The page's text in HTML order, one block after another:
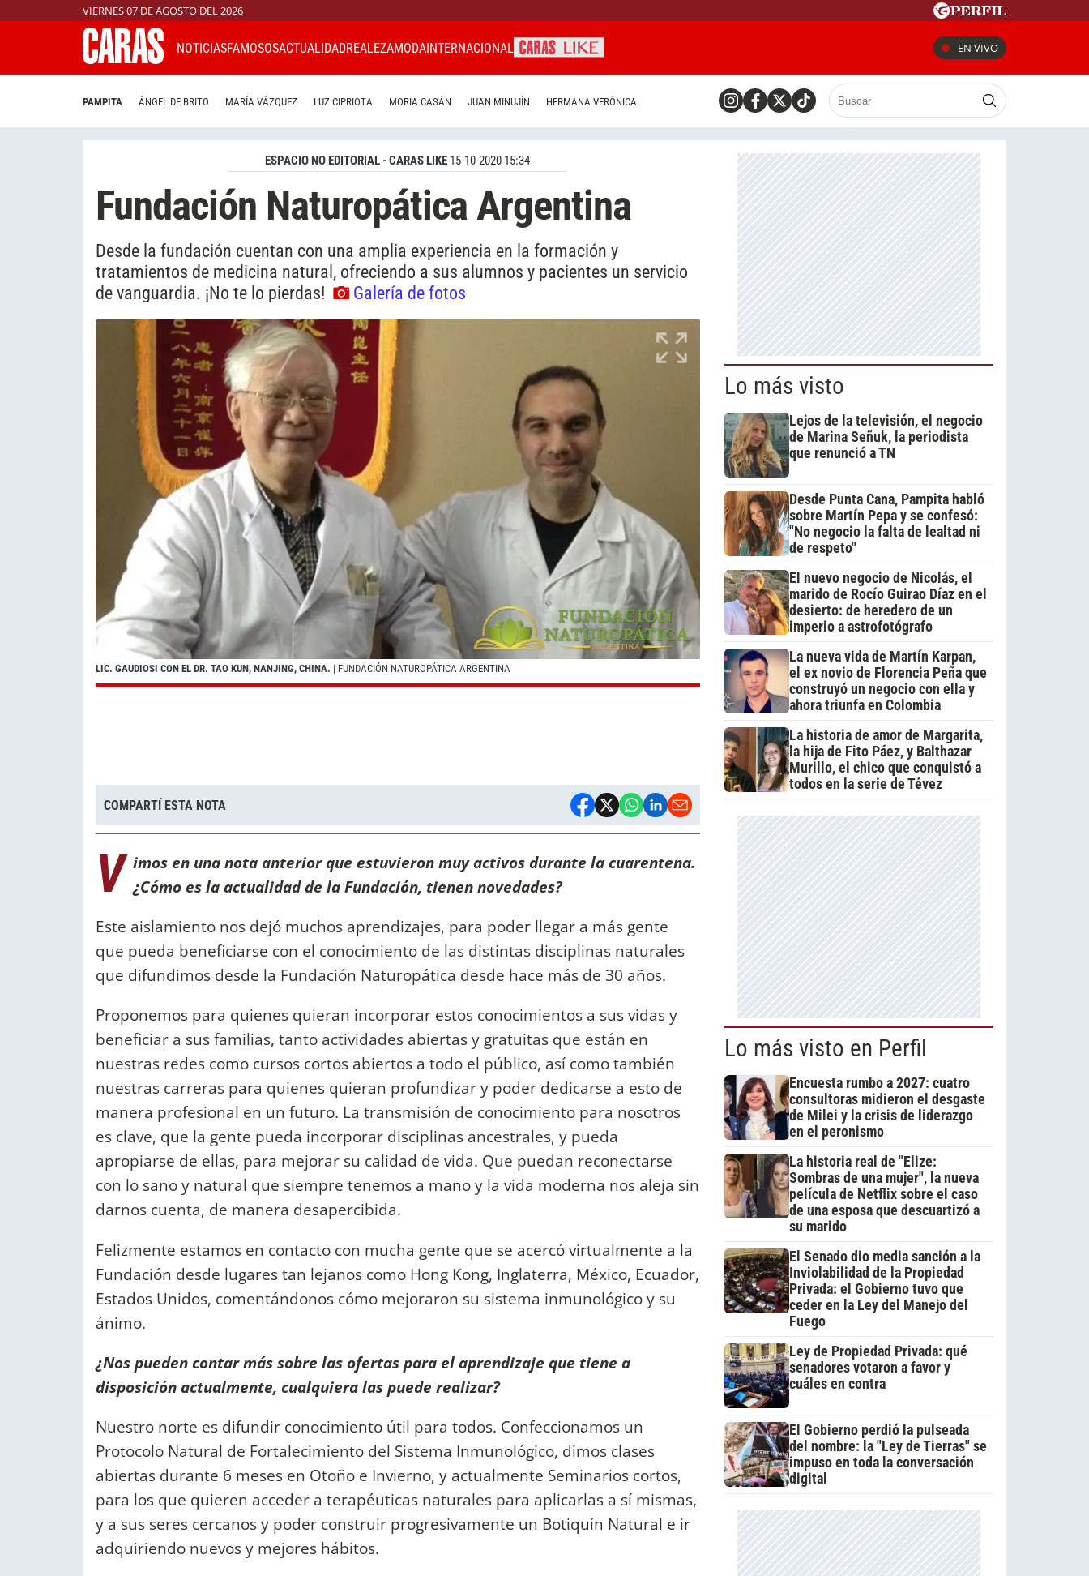
VIERNES 07 DE AGOSTO DEL 2026
NOTICIASFAMOSOSACTUALIDADREALEZAMODAINTERNACIONAL EN VIVO
PAMPITA ÁNGEL DE BRITO MARÍA VÁZQUEZ LUZ CIPRIOTA MORIA CASÁN JUAN MINUJÍN HERMANA VERÓNICA
ESPACIO NO EDITORIAL - CARAS LIKE 15-10-2020 15:34
Fundación Naturopática Argentina
Desde la fundación cuentan con una amplia experiencia en la formación y
tratamientos de medicina natural, ofreciendo a sus alumnos y pacientes un servicio
de vanguardia. ¡No te lo pierdas!
Galería de fotos
LIC. GAUDIOSI CON EL DR. TAO KUN, NANJING, CHINA. | FUNDACIÓN NATUROPÁTICA ARGENTINA
COMPARTÍ ESTA NOTA
V imos en una nota anterior que estuvieron muy activos durante la cuarentena.
¿Cómo es la actualidad de la Fundación, tienen novedades?
Este aislamiento nos dejó muchos aprendizajes, para poder llegar a más gente
que pueda beneficiarse con el conocimiento de las distintas disciplinas naturales
que difundimos desde la Fundación Naturopática desde hace más de 30 años.
Proponemos para quienes quieran incorporar estos conocimientos a sus vidas y
beneficiar a sus familias, tanto actividades abiertas y gratuitas que están en
nuestras redes como cursos cortos abiertos a todo el público, así como también
nuestras carreras para quienes quieran profundizar y poder dedicarse a esto de
manera profesional en un futuro. La transmisión de conocimiento para nosotros
es clave, que la gente pueda incorporar disciplinas ancestrales, y pueda
apropiarse de ellas, para mejorar su calidad de vida. Que puedan reconectarse
con lo sano y natural que siempre tenemos a mano y la vida moderna nos aleja sin
darnos cuenta, de manera desapercibida.
Felizmente estamos en contacto con mucha gente que se acercó virtualmente a la
Fundación desde lugares tan lejanos como Hong Kong, Inglaterra, México, Ecuador,
Estados Unidos, comentándonos cómo mejoraron su sistema inmunológico y su
ánimo.
¿Nos pueden contar más sobre las ofertas para el aprendizaje que tiene a
disposición actualmente, cualquiera las puede realizar?
Nuestro norte es difundir conocimiento útil para todos. Confeccionamos un
Protocolo Natural de Fortalecimiento del Sistema Inmunológico, dimos clases
abiertas durante 6 meses en Otoño e Invierno, y actualmente Seminarios cortos,
para los que quieren acceder a terapéuticas naturales para aplicarlas a sí mismas,
y a sus seres cercanos y poder construir progresivamente un Botiquín Natural e ir
adquiriendo nuevos y mejores hábitos.
Lo más visto
Lejos de la televisión, el negocio
de Marina Señuk, la periodista
que renunció a TN
Desde Punta Cana, Pampita habló
sobre Martín Pepa y se confesó:
"No negocio la falta de lealtad ni
de respeto"
El nuevo negocio de Nicolás, el
marido de Rocío Guirao Díaz en el
desierto: de heredero de un
imperio a astrofotógrafo
La nueva vida de Martín Karpan,
el ex novio de Florencia Peña que
construyó un negocio con ella y
ahora triunfa en Colombia
La historia de amor de Margarita,
la hija de Fito Páez, y Balthazar
Murillo, el chico que conquistó a
todos en la serie de Tévez
Lo más visto en Perfil
Encuesta rumbo a 2027: cuatro
consultoras midieron el desgaste
de Milei y la crisis de liderazgo
en el peronismo
La historia real de "Elize:
Sombras de una mujer", la nueva
película de Netflix sobre el caso
de una esposa que descuartizó a
su marido
El Senado dio media sanción a la
Inviolabilidad de la Propiedad
Privada: el Gobierno tuvo que
ceder en la Ley del Manejo del
Fuego
Ley de Propiedad Privada: qué
senadores votaron a favor y
cuáles en contra
El Gobierno perdió la pulseada
del nombre: la "Ley de Tierras" se
impuso en toda la conversación
digital